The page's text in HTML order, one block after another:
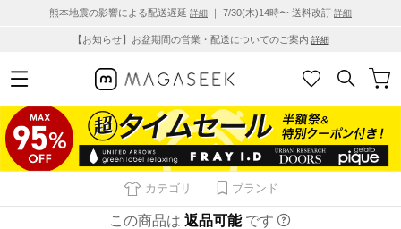
熊本地震の影響による配送遅延 詳細 ｜ 7/30(木)14時〜 送料改訂 詳細
【お知らせ】お盆期間の営業・配送についてのご案内 詳細
カテゴリ ブランド
この商品は 返品可能 です